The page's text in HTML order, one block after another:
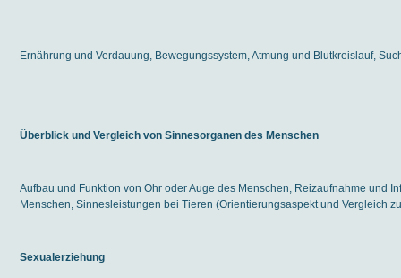
Ernährung und Verdauung, Bewegungssystem, Atmung und Blutkreislauf,
Überblick und Vergleich von Sinnesorganen des Menschen
Aufbau und Funktion von Ohr oder Auge des Menschen, Reizaufnahme und
Menschen, Sinnesleistungen bei Tieren (Orientierungsaspekt und Vergleich
Sexualerziehung